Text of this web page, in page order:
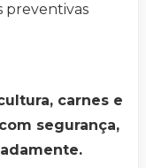
preventivas
carnes e
segurança,